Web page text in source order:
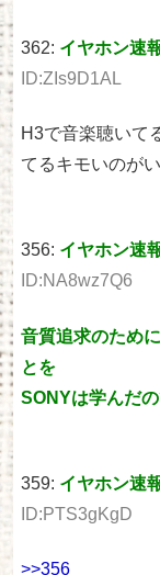
362: イヤホン速
ID:ZIs9D1AL
H3で音楽聴いて
てるキモいのが
356: イヤホン速
ID:NA8wz7Q6
音質追求のため
とを
SONYは学んだ
359: イヤホン速
ID:PTS3gKgD
>>356